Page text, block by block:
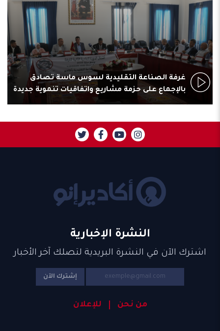
غرفة الصناعة التقليدية لسوس ماسة تصادق
بالإجماع على حزمة مشاريع واتفاقيات تنموية جديدة
النشرة الإخبارية
اشترك الآن في النشرة البريدية لتصلك آخر الأخبار
إشترك الآن
من نحن للإعلان